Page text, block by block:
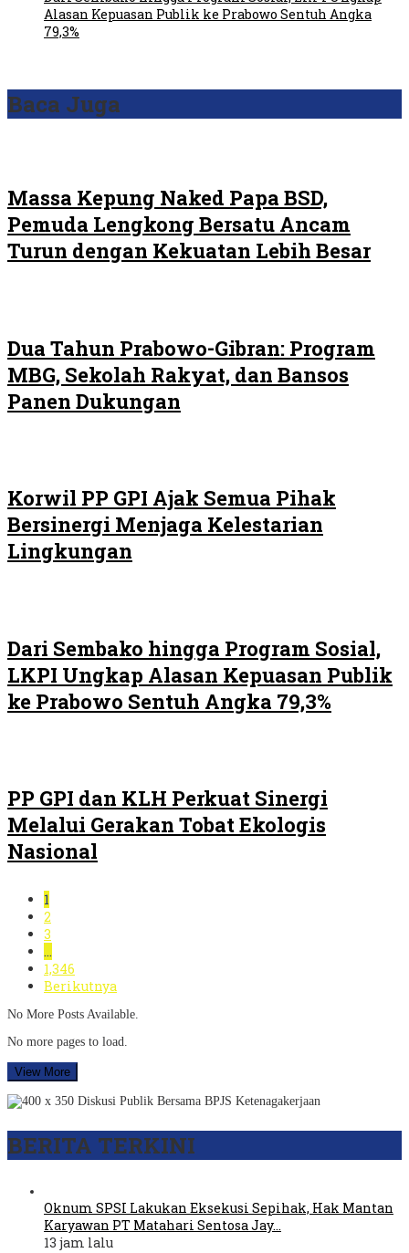
Alasan Kepuasan Publik ke Prabowo Sentuh Angka
79,3%
Baca Juga
Massa Kepung Naked Papa BSD,
Pemuda Lengkong Bersatu Ancam
Turun dengan Kekuatan Lebih Besar
Dua Tahun Prabowo-Gibran: Program
MBG, Sekolah Rakyat, dan Bansos
Panen Dukungan
Korwil PP GPI Ajak Semua Pihak
Bersinergi Menjaga Kelestarian
Lingkungan
Dari Sembako hingga Program Sosial,
LKPI Ungkap Alasan Kepuasan Publik
ke Prabowo Sentuh Angka 79,3%
PP GPI dan KLH Perkuat Sinergi
Melalui Gerakan Tobat Ekologis
Nasional
1
2
3
…
1,346
Berikutnya
No More Posts Available.
No more pages to load.
View More
BERITA TERKINI
Oknum SPSI Lakukan Eksekusi Sepihak, Hak Mantan
Karyawan PT Matahari Sentosa Jay…
13 jam lalu